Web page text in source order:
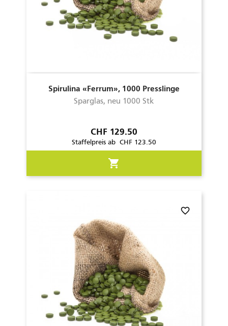
Spirulina «Ferrum», 1000 Presslinge
Sparglas, neu 1000 Stk
Preis
CHF 129.50
Staffelpreis ab CHF 123.50
shopping_cart
favorite_border